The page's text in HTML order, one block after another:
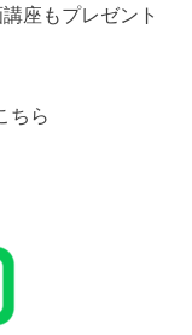
座もプレゼント
ちら